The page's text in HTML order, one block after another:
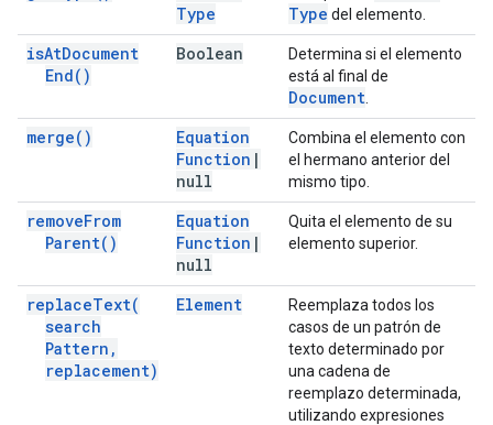
Type
Type del elemento.
isAtDocument
End( )
Boolean
Determina si el elemento
está al final de
Document
merge( )
Equation
Function |
null
Combina el elemento con
el hermano anterior del
mismo tipo.
removeFrom
Parent( )
Equation
Function |
null
Quita el elemento de su
elemento superior.
replaceText(
search
Pattern ,
replacement)
Element
Reemplaza todos los
casos de un patrón de
texto determinado por
una cadena de
reemplazo determinada,
utilizando expresiones